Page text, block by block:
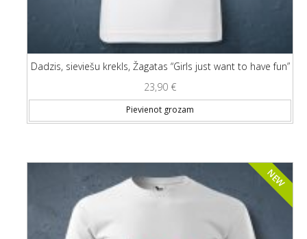
Dadzis, sieviešu krekls, Žagatas “Girls just want to have fun”
23,90 €
Pievienot grozam
NEW